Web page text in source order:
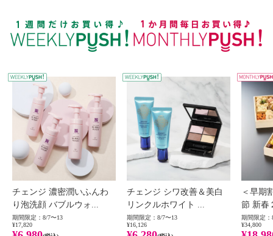
WEEKLY PUSH
チェンジ 濃密潤いふんわ
り泡洗顔 バブルウォ...
期間限定：8/7〜13
¥17,820
チェンジ シワ改善＆美白
リンクルホワイト ...
期間限定：8/7〜13
¥16,126
＜早期
節 新春
期間限定：
¥34,800